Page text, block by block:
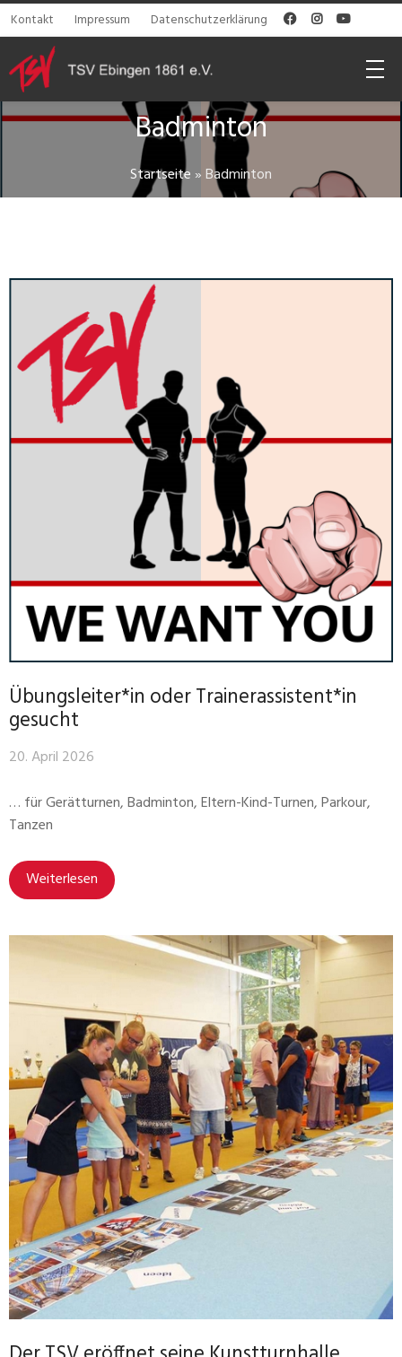
Kontakt Impressum Datenschutzerklärung   
Badminton
Startseite »Badminton
Übungsleiter*in oder Trainerassistent*in
gesucht
20. April 2026
… für Gerätturnen, Badminton, Eltern-Kind-Turnen, Parkour,
Tanzen
Weiterlesen